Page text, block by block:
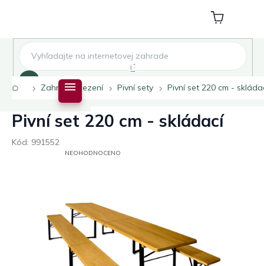
Nákupní
košík
DomůZahradní sezení Pivní sety Pivní set 220 cm -
Pivní set 220 cm - skládací
Kód: 991552
PRŮMĚRNÉ
HVĚZDIČEK.
NEOHODNOCENO